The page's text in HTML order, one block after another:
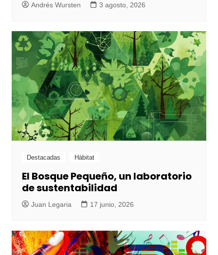
Andrés Wursten 3 agosto, 2026
Destacadas Hábitat
El Bosque Pequeño, un laboratorio
de sustentabilidad
Juan Legaria 17 junio, 2026